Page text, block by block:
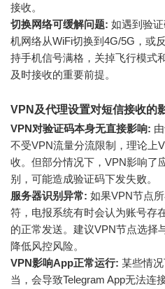
接收。
切换网络可缓解问题: 如遇到验
机网络从WiFi切换到4G/5G，或
持手机信号满格，关掉飞行模式
及时接收的重要前提。
VPN及代理设置对短信接收的
VPN对验证码本身无直接影响:
不受VPN流量分流限制，理论上
收。但部分情况下，VPN影响了
别，可能造成验证码下发失败。
服务器识别异常: 如果VPN节点
符，电报系统有时会认为账号存
的正常发送。建议VPN节点选择
降低风控风险。
VPN影响App正常运行: 某些情
当，会导致Telegram App无法连